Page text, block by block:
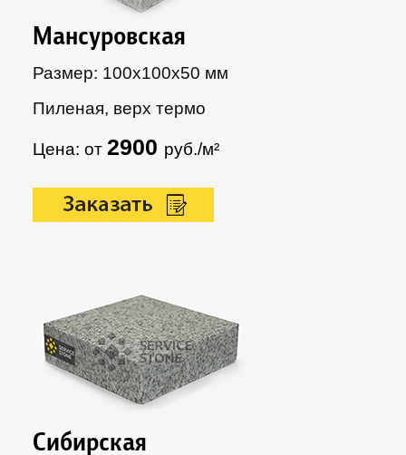
Мансуровская
Размер: 100х100х50 мм
Пиленая, верх термо
Цена: от2900 руб./м²
Сибирская